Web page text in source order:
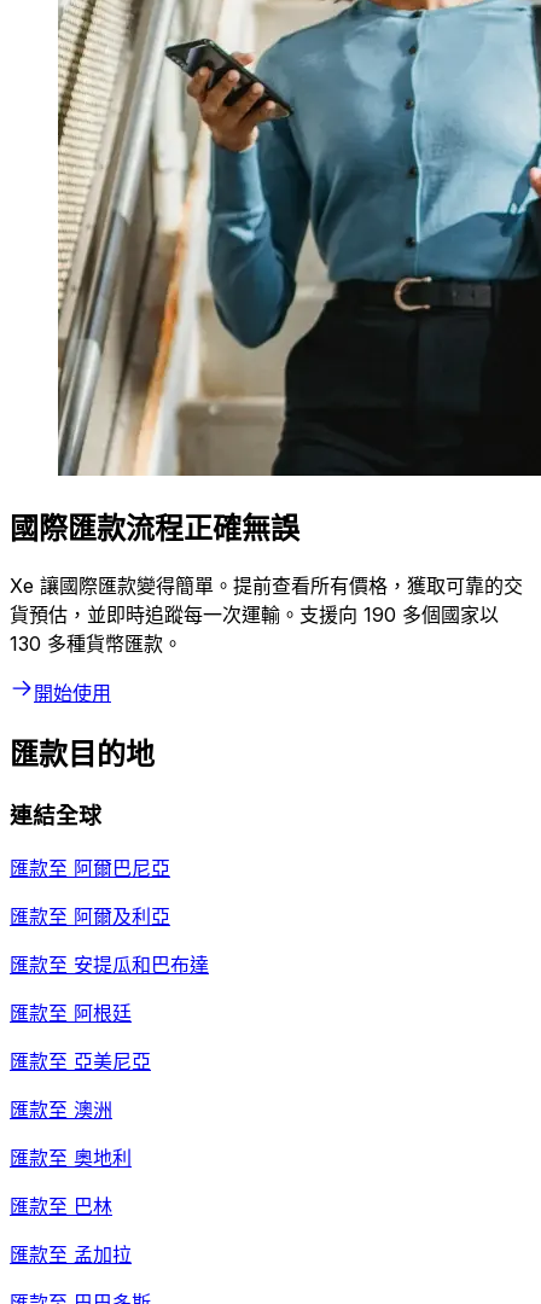
國際匯款流程正確無誤
Xe 讓國際匯款變得簡單。提前查看所有價格，獲取可靠的交
貨預估，並即時追蹤每一次運輸。支援向 190 多個國家以
130 多種貨幣匯款。
開始使用
匯款目的地
連結全球
匯款至 阿爾巴尼亞
匯款至 阿爾及利亞
匯款至 安提瓜和巴布達
匯款至 阿根廷
匯款至 亞美尼亞
匯款至 澳洲
匯款至 奧地利
匯款至 巴林
匯款至 孟加拉